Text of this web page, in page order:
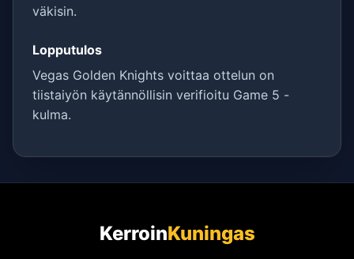
väkisin.
Lopputulos
Vegas Golden Knights voittaa ottelun on
tiistaiyön käytännöllisin verifioitu Game 5 -
kulma.
KerroinKuningas